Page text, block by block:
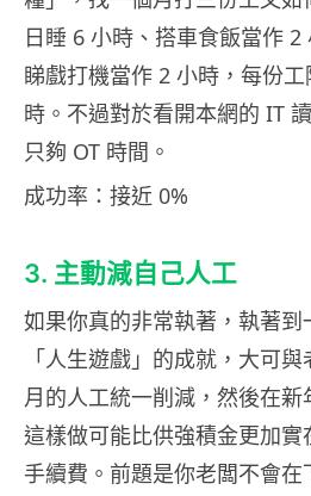
日睡 6 小時、搭車食飯當作
睇戲打機當作 2 小時，每份
時。不過對於看開本網的 IT
只夠 OT 時間。
成功率：接近 0%
3. 主動減自己人工
如果你真的非常執著，執著
「人生遊戲」的成就，大可
月的人工統一削減，然後在新
這樣做可能比供強積金更加
手續費。前題是你老闆不會在